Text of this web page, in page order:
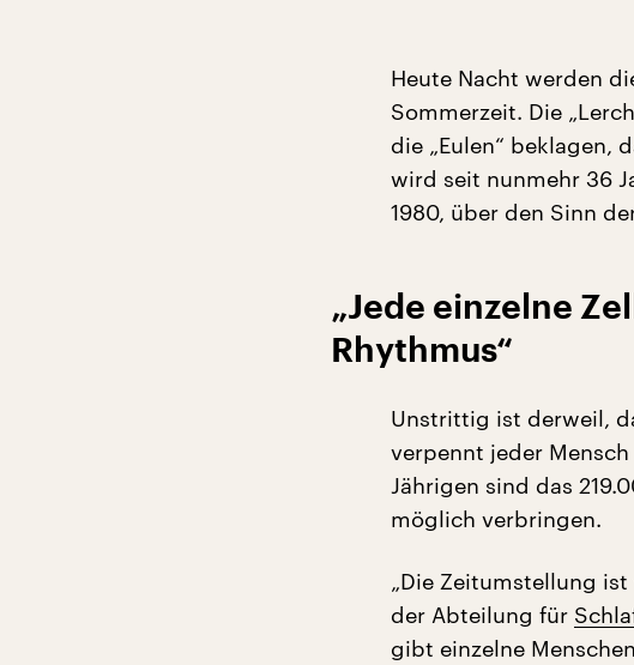
Heute Nacht werden
Sommerzeit. Die
die „Eulen“ beklagen,
wird seit nunmehr 36
1980, über den Sinn
„Jede einzelne
Rhythmus“
Unstrittig ist derweil,
verpennt jeder
Jährigen sind das
möglich verbringen.
„Die Zeitumstellung
der Abteilung für
gibt einzelne